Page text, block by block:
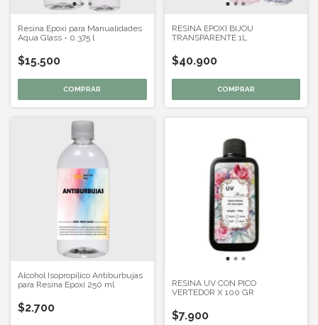
Resina Epoxi para Manualidades
Aqua Glass - 0.375 l
$15.500
RESINA EPOXI BIJOU
TRANSPARENTE 1L
$40.900
Alcohol Isopropílico Antiburbujas
para Resina Epoxi 250 ml
$2.700
RESINA UV CON PICO
VERTEDOR X 100 GR
$7.900